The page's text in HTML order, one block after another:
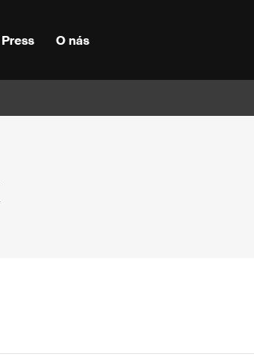
Press O nás